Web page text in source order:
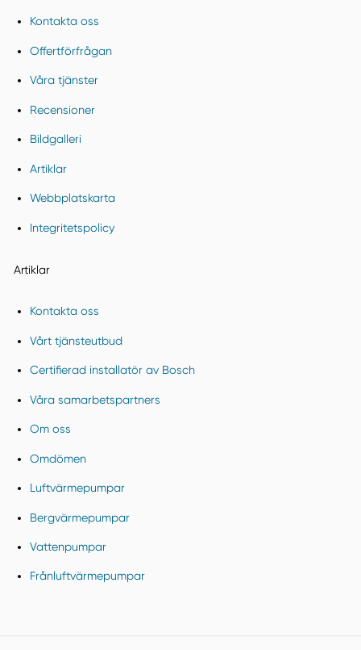
Kontakta oss
Offertförfrågan
Våra tjänster
Recensioner
Bildgalleri
Artiklar
Webbplatskarta
Integritetspolicy
Artiklar
Kontakta oss
Vårt tjänsteutbud
Certifierad installatör av Bosch
Våra samarbetspartners
Om oss
Omdömen
Luftvärmepumpar
Bergvärmepumpar
Vattenpumpar
Frånluftvärmepumpar